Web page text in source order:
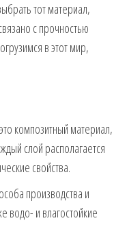
тот материал,
с прочностью
в этот мир,
композитный материал,
слой располагается
свойства.
производства и
водо- и влагостойкие